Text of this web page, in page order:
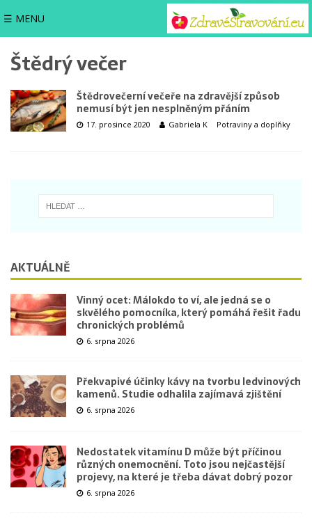
☰ MENU
Štědrý večer
Štědrovečerní večeře na zdravější způsob
nemusí být jen nesplněným přáním
17. prosince 2020 Gabriela K Potraviny a doplňky
AKTUÁLNĚ
Vinný ocet: Málokdo to ví, ale jedná se o
skvělého pomocníka, který pomáhá řešit řadu
chronických problémů
6. srpna 2026
Překvapivé účinky kávy na tvorbu ledvinových
kamenů. Studie odhalila zajímavá zjištění
6. srpna 2026
Nedostatek vitamínu D může být příčinou
různých onemocnění. Toto jsou nejčastější
projevy, na které je třeba dávat dobrý pozor
6. srpna 2026